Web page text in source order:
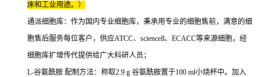
床和工业用途。）
通派细胞库：作为国内专业细胞库，秉承用专业的细胞售前，满意的细
胞售后服务每位客户，供应ATCC、sciencell、ECACC等来源细胞，经
细胞库扩增传代提供给广大科研人员；
L-谷氨酰胺 配制方法：称取2.9 g 谷氨酰胺置于100 ml小烧杯中。加入